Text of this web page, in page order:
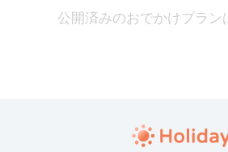
公開済みのおでかけプラン